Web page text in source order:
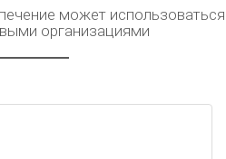
может использоваться
организациями